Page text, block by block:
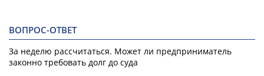
ВОПРОС-ОТВЕТ
За неделю рассчитаться. Может ли предприниматель
законно требовать долг до суда